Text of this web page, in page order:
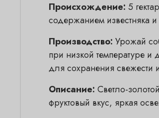
Происхождение: 5
содержанием известняка
Производство: Урожай
при низкой температуре
для сохранения свежести
Описание: Светло-
фруктовый вкус, яркая